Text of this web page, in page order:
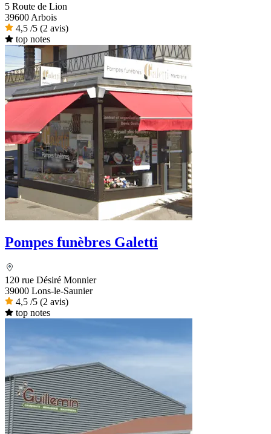
5 Route de Lion
39600 Arbois
4,5 /5 (2 avis)
top notes
Pompes funèbres Galetti
120 rue Désiré Monnier
39000 Lons-le-Saunier
4,5 /5 (2 avis)
top notes